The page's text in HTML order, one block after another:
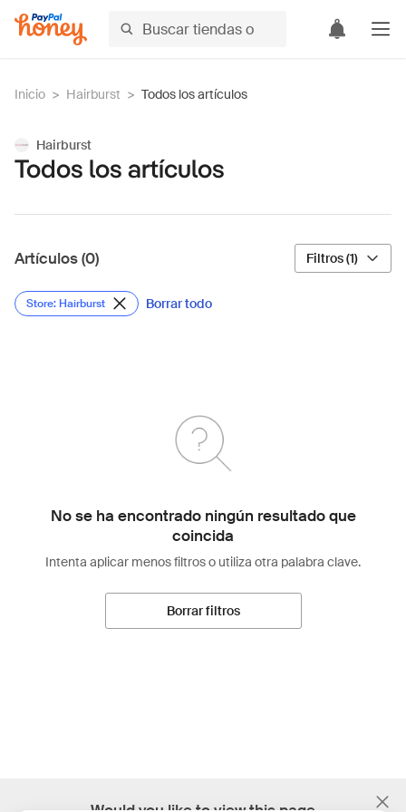
Inicio > Hairburst > Todos los artículos
Hairburst
Todos los artículos
Artículos (0) Filtros (1)
Store: Hairburst Borrar todo
No se ha encontrado ningún resultado que
coincida
Intenta aplicar menos filtros o utiliza otra palabra clave.
Borrar filtros